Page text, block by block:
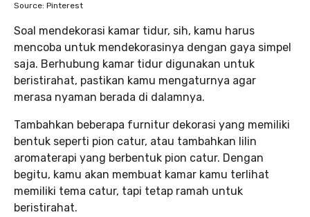
Source: Pinterest
Soal mendekorasi kamar tidur, sih, kamu harus
mencoba untuk mendekorasinya dengan gaya simpel
saja. Berhubung kamar tidur digunakan untuk
beristirahat, pastikan kamu mengaturnya agar
merasa nyaman berada di dalamnya.
Tambahkan beberapa furnitur dekorasi yang memiliki
bentuk seperti pion catur, atau tambahkan lilin
aromaterapi yang berbentuk pion catur. Dengan
begitu, kamu akan membuat kamar kamu terlihat
memiliki tema catur, tapi tetap ramah untuk
beristirahat.